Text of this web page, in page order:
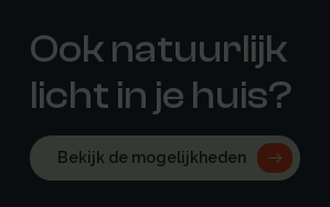
Ook natuurlijk
licht in je huis?
Bekijk de mogelijkheden